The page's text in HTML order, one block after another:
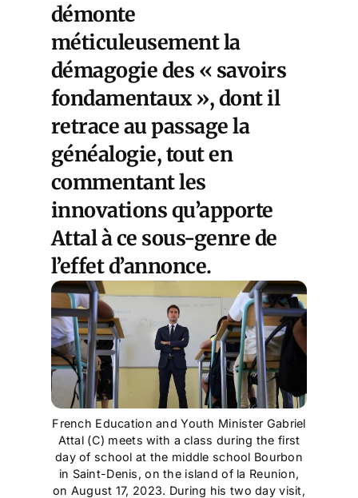
démonte
méticuleusement la
démagogie des « savoirs
fondamentaux », dont il
retrace au passage la
généalogie, tout en
commentant les
innovations qu’apporte
Attal à ce sous-genre de
l’effet d’annonce.
French Education and Youth Minister Gabriel
Attal (C) meets with a class during the first
day of school at the middle school Bourbon
in Saint-Denis, on the island of la Reunion,
on August 17, 2023. During his two day visit,